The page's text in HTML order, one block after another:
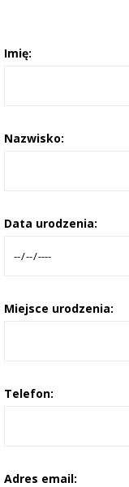
Imię:
Nazwisko:
Data urodzenia:
Miejsce urodzenia:
Telefon:
Adres email: